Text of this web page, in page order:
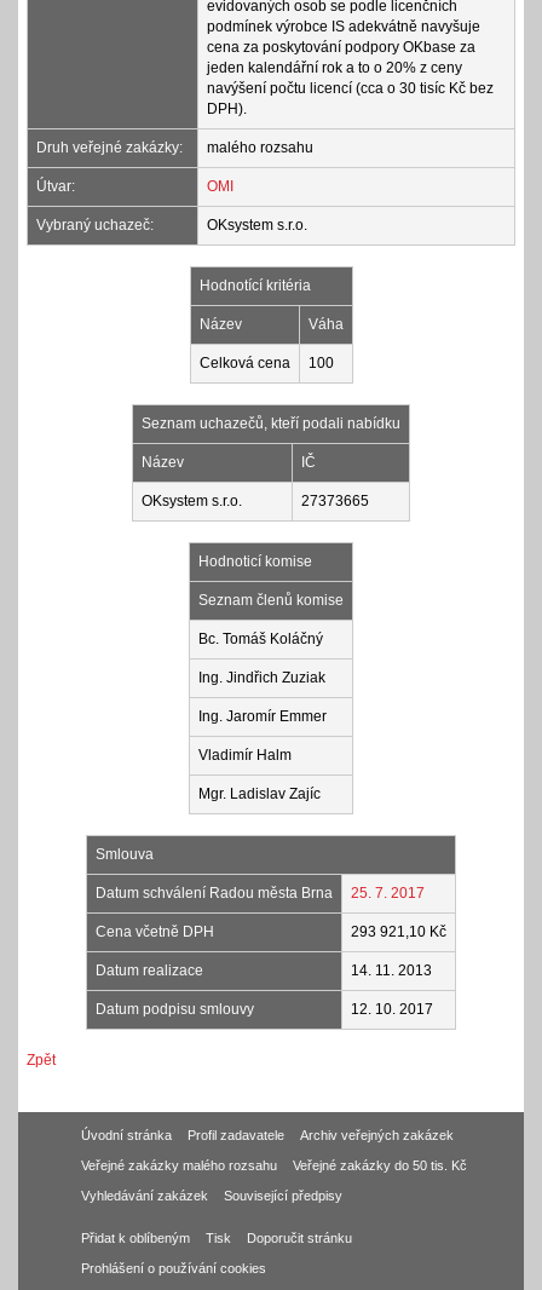
evidovaných osob se podle licenčních
podmínek výrobce IS adekvátně navyšuje
cena za poskytování podpory OKbase za
jeden kalendářní rok a to o 20% z ceny
navýšení počtu licencí (cca o 30 tisíc Kč bez
DPH).
Druh veřejné zakázky: malého rozsahu
Útvar: OMI
Vybraný uchazeč: OKsystem s.r.o.
Hodnotící kritéria
Název Váha
Celková cena 100
Seznam uchazečů, kteří podali nabídku
Název IČ
OKsystem s.r.o. 27373665
Hodnoticí komise
Seznam členů komise
Bc. Tomáš Koláčný
Ing. Jindřich Zuziak
Ing. Jaromír Emmer
Vladimír Halm
Mgr. Ladislav Zajíc
Smlouva
Datum schválení Radou města Brna 25. 7. 2017
Cena včetně DPH 293 921,10 Kč
Datum realizace 14. 11. 2013
Datum podpisu smlouvy 12. 10. 2017
Zpět
Úvodní stránka Profil zadavatele Archiv veřejných zakázek
Veřejné zakázky malého rozsahu Veřejné zakázky do 50 tis. Kč
Vyhledávání zakázek Související předpisy
Přidat k oblíbeným Tisk Doporučit stránku
Prohlášení o používání cookies